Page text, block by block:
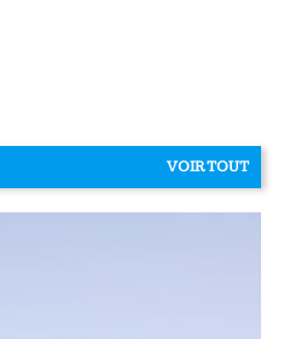
VOIR TOUT